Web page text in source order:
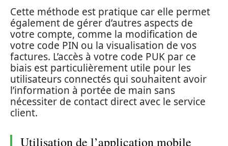
Cette méthode est pratique car elle permet
également de gérer d’autres aspects de
votre compte, comme la modification de
votre code PIN ou la visualisation de vos
factures. L’accès à votre code PUK par ce
biais est particulièrement utile pour les
utilisateurs connectés qui souhaitent avoir
l’information à portée de main sans
nécessiter de contact direct avec le service
client.
Utilisation de l’application mobile